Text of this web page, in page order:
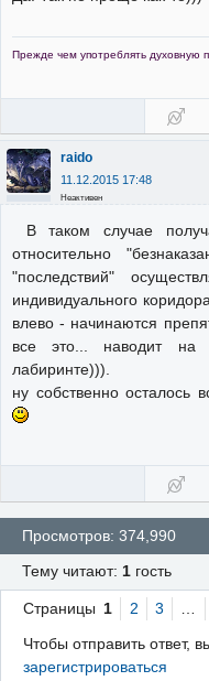
Прежде чем употреблять духовную
raido
11.12.2015 17:48
Неактивен
В таком случае
относительно
"последствий"
индивидуального
влево - начинаются
все это... наводит
лабиринте))).
ну собственно осталось
Просмотров: 374,990
Тему читают: 1 гость
Страницы 1 2 3
Чтобы отправить ответ,
зарегистрироваться